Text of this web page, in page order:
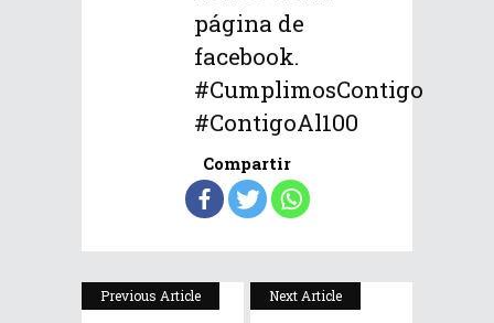
página de
facebook.
#CumplimosContigo
#ContigoAl100
Compartir
Previous Article Next Article